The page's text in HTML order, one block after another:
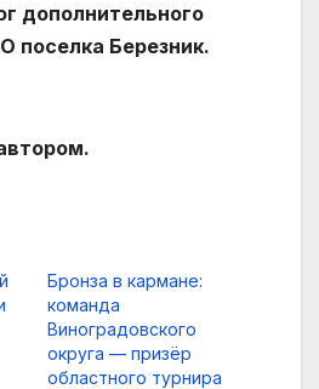
дополнительного
поселка Березник.
Бронза в кармане:
команда
Виноградовского
округа — призёр
областного турнира